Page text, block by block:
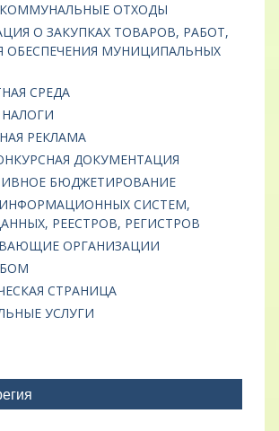
ОТХОДЫ
О ЗАКУПКАХ ТОВАРОВ, РАБОТ,
ОБЕСПЕЧЕНИЯ МУНИЦИПАЛЬНЫХ
СРЕДА
РЕКЛАМА
ДОКУМЕНТАЦИЯ
БЮДЖЕТИРОВАНИЕ
СИСТЕМ,
РЕЕСТРОВ, РЕГИСТРОВ
ОРГАНИЗАЦИИ
СТРАНИЦА
УСЛУГИ